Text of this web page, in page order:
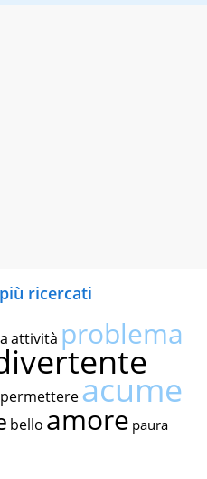
ricercati
attività problema
permettereacume
bello amore paura